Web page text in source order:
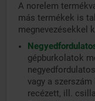
A norelem
más termékek is
megnevezésekkel
gépburkolatok
vagy a
recézett, ill.